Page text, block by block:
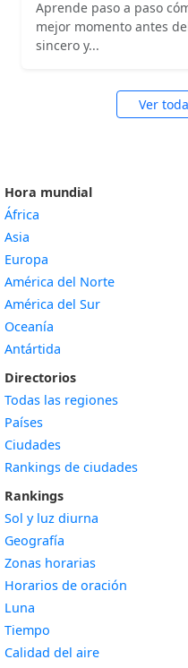
Aprende paso a paso
mejor momento antes
sincero y...
Ver
Hora mundial
África
Asia
Europa
América del Norte
América del Sur
Oceanía
Antártida
Directorios
Todas las regiones
Países
Ciudades
Rankings de ciudades
Rankings
Sol y luz diurna
Geografía
Zonas horarias
Horarios de oración
Luna
Tiempo
Calidad del aire